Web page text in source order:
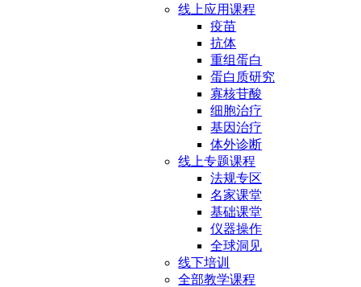
线上应用课程
疫苗
抗体
重组蛋白
蛋白质研究
寡核苷酸
细胞治疗
基因治疗
体外诊断
线上专题课程
法规专区
名家课堂
基础课堂
仪器操作
全球洞见
线下培训
全部教学课程